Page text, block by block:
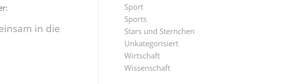
in die
Sport
Sports
Stars und Sternchen
Unkategorisiert
Wirtschaft
Wissenschaft